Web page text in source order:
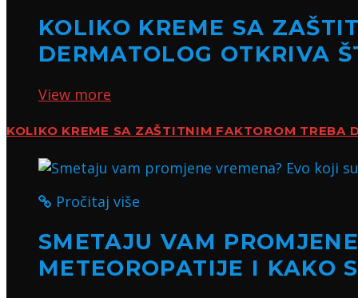
KOLIKO KREME SA
DERMATOLOG OTKRIVA
View more
KOLIKO KREME SA ZAŠTITNIM FAKTOROM TREBA
Pročitaj više
SMETAJU VAM
METEOROPATIJE I KAKO